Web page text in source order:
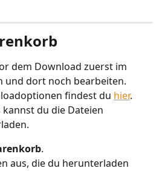
dem Download zuerst im
und dort noch bearbeiten.
findest du hier.
du die Dateien
.
aus, die du herunterladen